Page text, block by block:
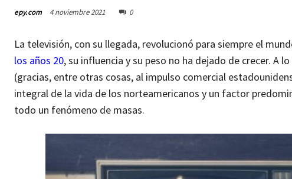
epy.com 4 noviembre 2021 0
La televisión, con su llegada, revolucionó para siempre el
los años 20, su influencia y su peso no ha dejado de crecer. A
(gracias, entre otras cosas, al impulso comercial
integral de la vida de los norteamericanos y un factor
todo un fenómeno de masas.